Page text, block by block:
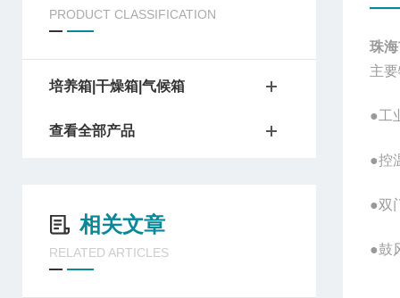
PRODUCT CLASSIFICATION
培养箱|干燥箱|气候箱
查看全部产品
相关文章
RELATED ARTICLES
珠
主
●工
●控
●双
●鼓